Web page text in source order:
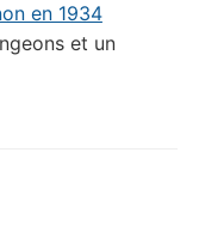
en 1934
et un